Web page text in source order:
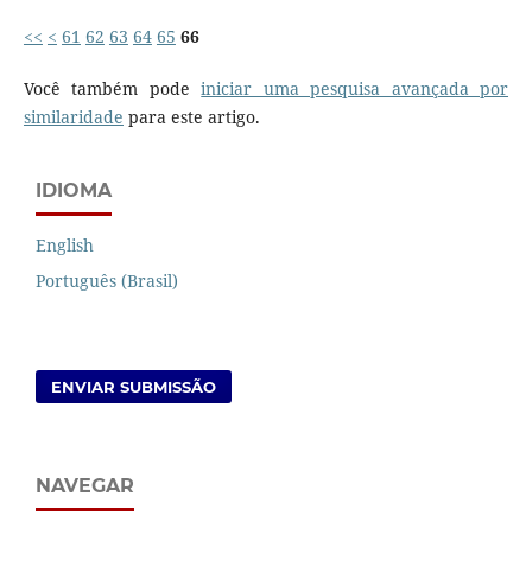
<< < 61 62 63 64 65 66
Você também podeiniciar uma pesquisa avançada por
similaridade para este artigo.
IDIOMA
English
Português (Brasil)
ENVIAR SUBMISSÃO
NAVEGAR